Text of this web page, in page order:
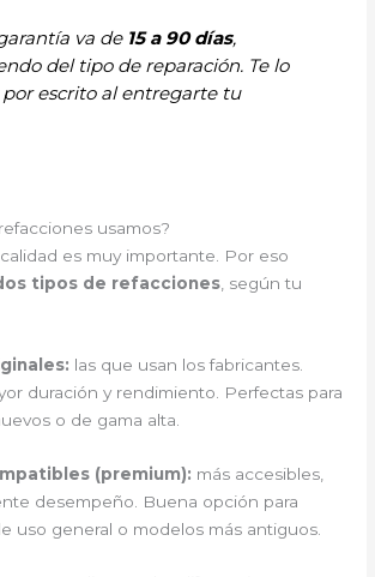
va de 15 a 90 días,
del tipo de reparación. Te lo
escrito al entregarte tu
usamos?
es muy importante. Por eso
tipos de refacciones , según tu
las que usan los fabricantes.
duración y rendimiento. Perfectas para
o de gama alta.
(premium): más accesibles,
desempeño. Buena opción para
uso general o modelos más antiguos.